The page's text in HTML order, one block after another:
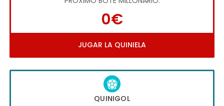
0€
JUGAR LA QUINIELA
QUINIGOL